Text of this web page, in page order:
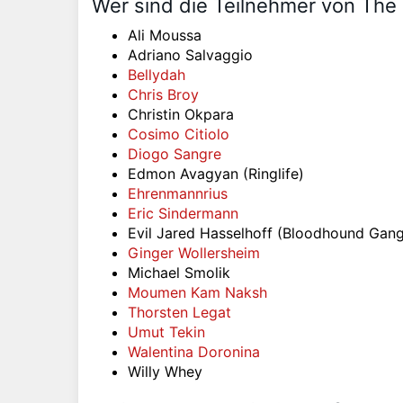
Wer sind die Teilnehmer von The
Ali Moussa
Adriano Salvaggio
Bellydah
Chris Broy
Christin Okpara
Cosimo Citiolo
Diogo Sangre
Edmon Avagyan (Ringlife)
Ehrenmannrius
Eric Sindermann
Evil Jared Hasselhoff (Bloodhound
Ginger Wollersheim
Michael Smolik
Moumen Kam Naksh
Thorsten Legat
Umut Tekin
Walentina Doronina
Willy Whey